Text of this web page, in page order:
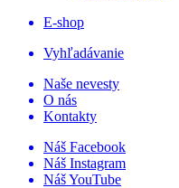
E-shop
Vyhľadávanie
Naše nevesty
O nás
Kontakty
Náš Facebook
Náš Instagram
Náš YouTube